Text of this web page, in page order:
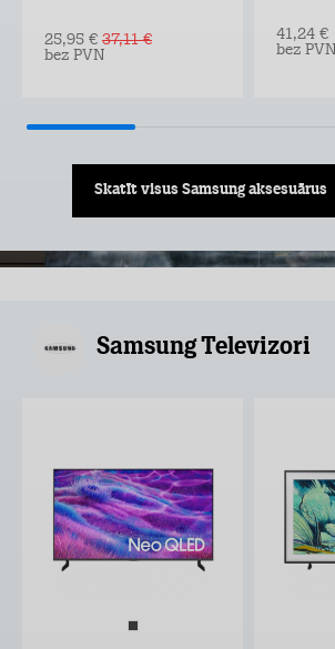
25,95 € 37,11 €
bez PVN
41,24 €
bez PVN
Skatīt visus Samsung aksesuārus
Samsung Televizori